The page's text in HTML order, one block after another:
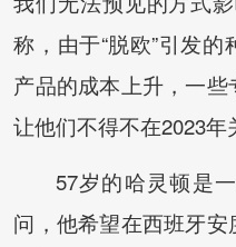
称，由于“脱欧”引发
产品的成本上升，一
让他们不得不在2023年
57岁的哈灵顿是
问，他希望在西班牙